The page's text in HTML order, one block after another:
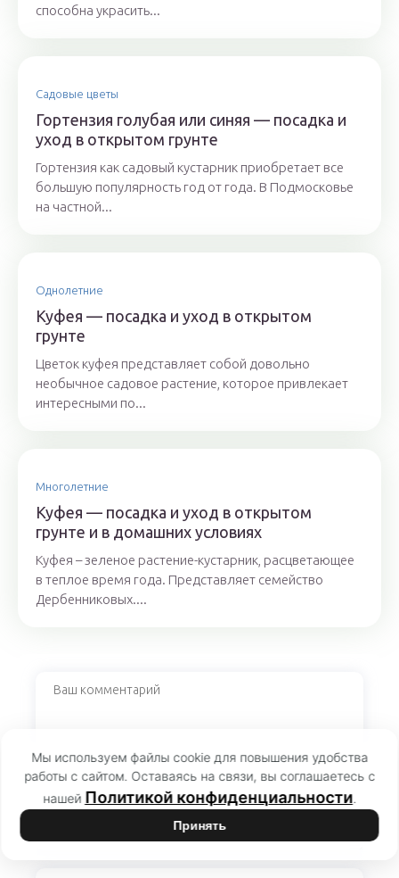
способна украсить...
Садовые цветы
Гортензия голубая или синяя — посадка и
уход в открытом грунте
Гортензия как садовый кустарник приобретает все
большую популярность год от года. В Подмосковье
на частной...
Однолетние
Куфея — посадка и уход в открытом
грунте
Цветок куфея представляет собой довольно
необычное садовое растение, которое привлекает
интересными по...
Многолетние
Куфея — посадка и уход в открытом
грунте и в домашних условиях
Куфея – зеленое растение-кустарник, расцветающее
в теплое время года. Представляет семейство
Дербенниковых....
Мы используем файлы cookie для повышения удобства
работы с сайтом. Оставаясь на связи, вы соглашаетесь с
нашей Политикой конфиденциальности.
Принять